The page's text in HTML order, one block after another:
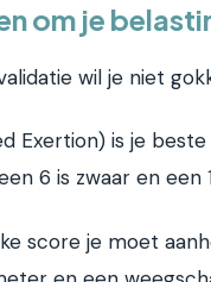
om je
wil je niet
Exertion) is je
6 is zwaar en een
score je moet